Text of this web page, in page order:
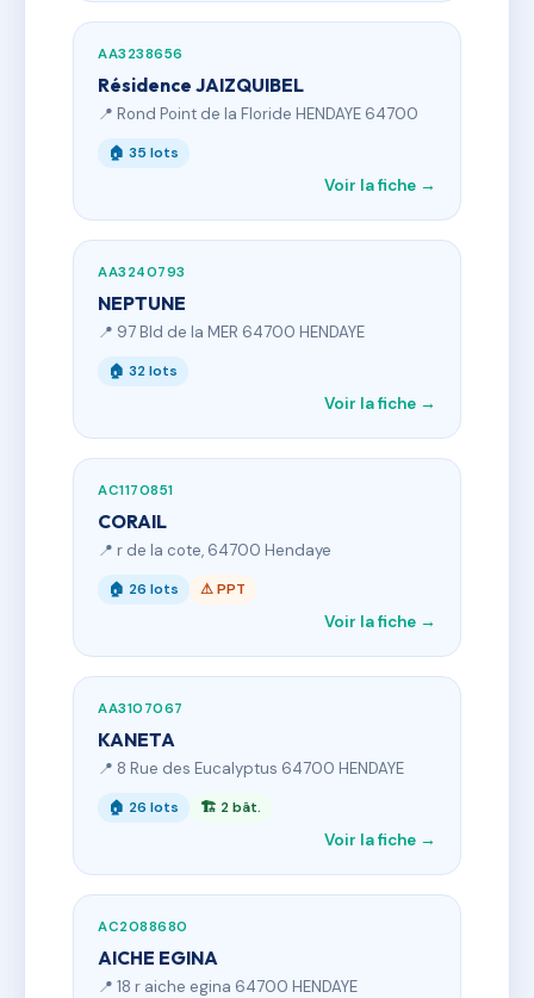
AA3238656
Résidence JAIZQUIBEL
📍 Rond Point de la Floride HENDAYE 64700
🏠 35 lots
Voir la fiche →
AA3240793
NEPTUNE
📍 97 Bld de la MER 64700 HENDAYE
🏠 32 lots
Voir la fiche →
AC1170851
CORAIL
📍 r de la cote, 64700 Hendaye
🏠 26 lots ⚠ PPT
Voir la fiche →
AA3107067
KANETA
📍 8 Rue des Eucalyptus 64700 HENDAYE
🏠 26 lots 🏗 2 bât.
Voir la fiche →
AC2088680
AICHE EGINA
📍 18 r aiche egina 64700 HENDAYE